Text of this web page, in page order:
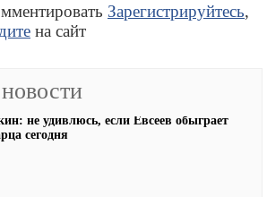
Зарегистрируйтесь,
на сайт
не удивлюсь, если Евсеев обыграет
сегодня